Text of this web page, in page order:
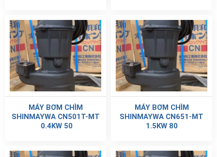
MÁY BƠM CHÌM
SHINMAYWA CN501T-MT
0.4KW 50
MÁY BƠM CHÌM
SHINMAYWA CN651-MT
1.5KW 80